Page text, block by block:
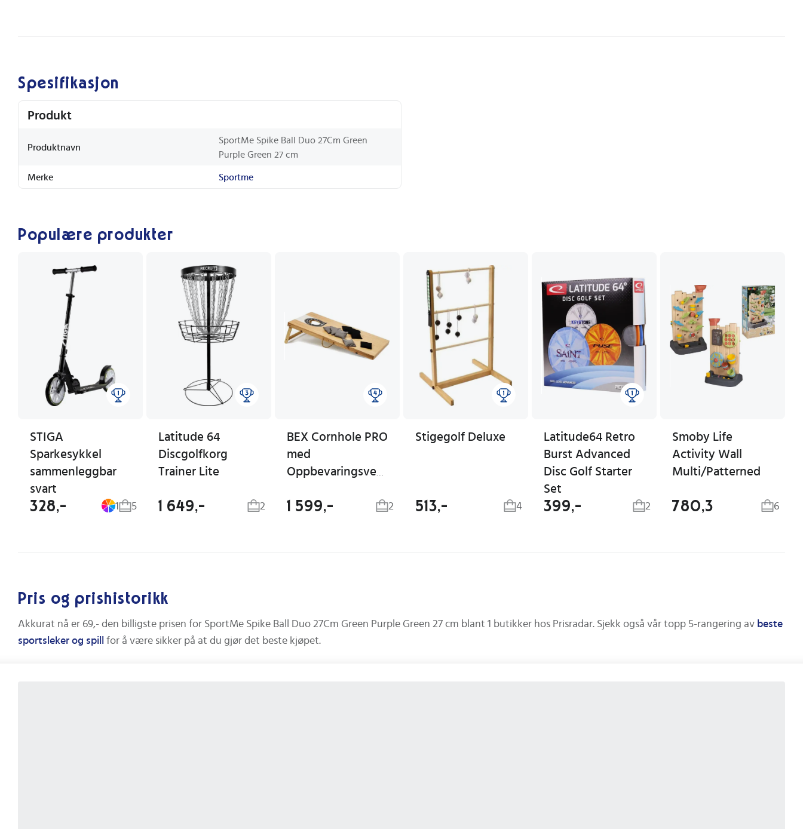
Spesifikasjon
Produkt
Produktnavn
SportMe Spike Ball Duo 27Cm Green
Purple Green 27 cm
Merke Sportme
Populære produkter
STIGA
Sparkesykkel
sammenleggbar
svart
328,- 1 5
Latitude 64
Discgolfkorg
Trainer Lite
1 649,- 2
BEX Cornhole PRO
med
Oppbevaringsveske
1 599,- 2
Stigegolf Deluxe
513,- 4
Latitude64 Retro
Burst Advanced
Disc Golf Starter
Set
399,- 2
Smoby Life
Activity Wall
Multi/Patterned
780,3 6
Pris og prishistorikk
Akkurat nå er 69,- den billigste prisen for SportMe Spike Ball Duo 27Cm Green Purple Green 27 cm blant 1 butikker hos Prisradar. Sjekk også vår topp 5-rangering av beste
sportsleker og spill
for å være sikker på at du gjør det beste kjøpet.